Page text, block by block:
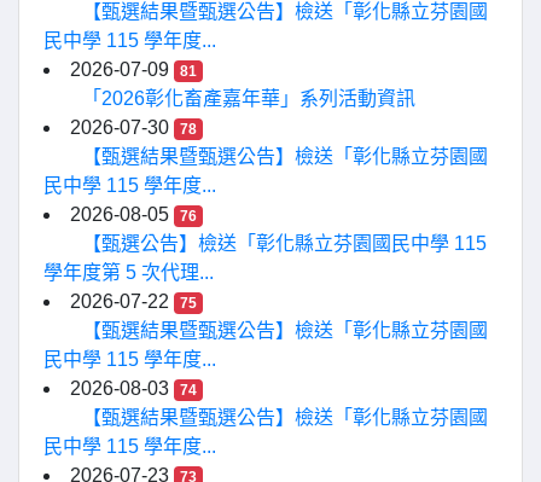
【甄選結果暨甄選公告】檢送「彰化縣立芬園國
民中學 115 學年度...
2026-07-09
81
「2026彰化畜產嘉年華」系列活動資訊
2026-07-30
78
【甄選結果暨甄選公告】檢送「彰化縣立芬園國
民中學 115 學年度...
2026-08-05
76
【甄選公告】檢送「彰化縣立芬園國民中學 115
學年度第 5 次代理...
2026-07-22
75
【甄選結果暨甄選公告】檢送「彰化縣立芬園國
民中學 115 學年度...
2026-08-03
74
【甄選結果暨甄選公告】檢送「彰化縣立芬園國
民中學 115 學年度...
2026-07-23
73